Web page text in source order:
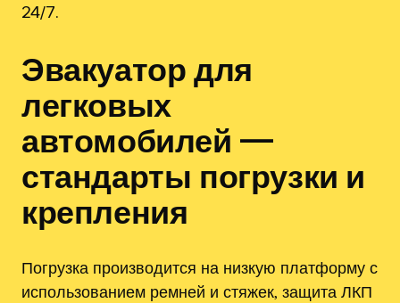
24/7.
Эвакуатор для
легковых
автомобилей —
стандарты погрузки и
крепления
Погрузка производится на низкую платформу с
использованием ремней и стяжек‚ защита ЛКП